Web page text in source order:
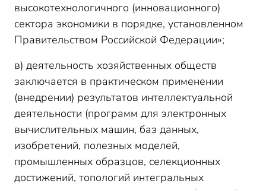
высокотехнологичного (инновационного)
сектора экономики в порядке, установленном
Правительством Российской Федерации»;
в) деятельность хозяйственных обществ
заключается в практическом применении
(внедрении) результатов интеллектуальной
деятельности (программ для электронных
вычислительных машин, баз данных,
изобретений, полезных моделей,
промышленных образцов, селекционных
достижений, топологий интегральных